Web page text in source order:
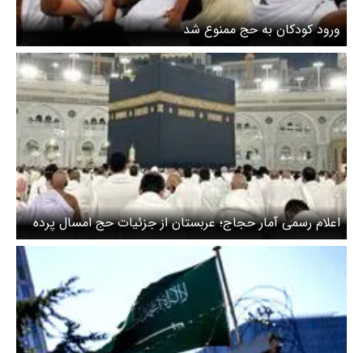
ورود کودکان به حج ممنوع شد
اعلام رسمی آمار حجاج؛ عربستان از جزئیات حج امسال پرده
برداشت